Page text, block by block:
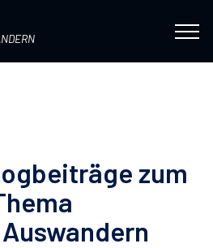
zum